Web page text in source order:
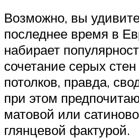
Возможно, вы
последнее время в
набирает
сочетание серых
потолков, правда,
при этом
матовой или
глянцевой фактурой.